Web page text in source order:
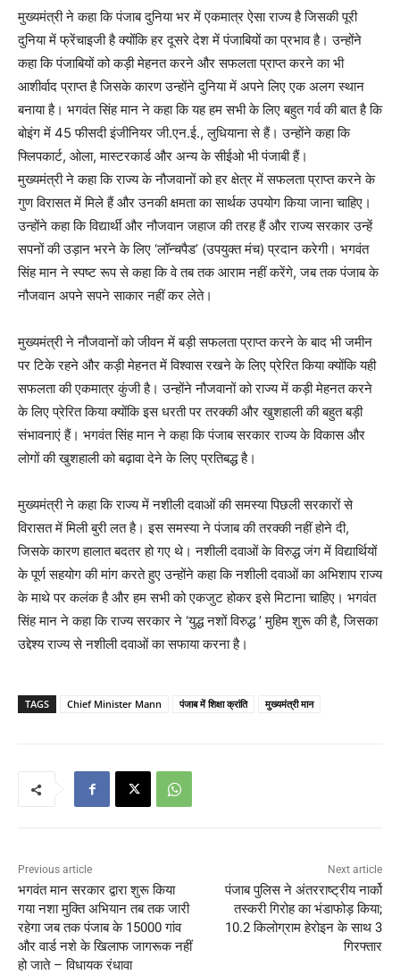
मुख्यमंत्री ने कहा कि पंजाब दुनिया भर में एकमात्र ऐसा राज्य है जिसकी पूरी
दुनिया में फ्रेंचाइजी है क्योंकि हर दूसरे देश में पंजाबियों का प्रभाव है। उन्होंने
कहा कि पंजाबियों को कड़ी मेहनत करने और सफलता प्राप्त करने का भी
आशीर्वाद प्राप्त है जिसके कारण उन्होंने दुनिया में अपने लिए एक अलग स्थान
बनाया है। भगवंत सिंह मान ने कहा कि यह हम सभी के लिए बहुत गर्व की बात है कि
बोइंग में 45 फीसदी इंजीनियर जी.एन.ई., लुधियाना से हैं। उन्होंने कहा कि
फ्लिपकार्ट, ओला, मास्टरकार्ड और अन्य के सीईओ भी पंजाबी हैं।
मुख्यमंत्री ने कहा कि राज्य के नौजवानों को हर क्षेत्र में सफलता प्राप्त करने के
गुण विरासत में मिले हैं और उनकी क्षमता का सार्थक उपयोग किया जाना चाहिए।
उन्होंने कहा कि विद्यार्थी और नौजवान जहाज की तरह हैं और राज्य सरकार उन्हें
सपनों की उड़ान भरने के लिए ‘लॉन्चपैड’ (उपयुक्त मंच) प्रदान करेगी। भगवंत
सिंह मान ने स्पष्ट रूप से कहा कि वे तब तक आराम नहीं करेंगे, जब तक पंजाब के
नौजवान अपने सपने साकार नहीं कर लेते।
मुख्यमंत्री ने नौजवानों को जीवन में बड़ी सफलता प्राप्त करने के बाद भी जमीन
पर टिके रहने और कड़ी मेहनत में विश्वास रखने के लिए प्रेरित किया क्योंकि यही
सफलता की एकमात्र कुंजी है। उन्होंने नौजवानों को राज्य में कड़ी मेहनत करने
के लिए प्रेरित किया क्योंकि इस धरती पर तरक्की और खुशहाली की बहुत बड़ी
संभावनाएं हैं। भगवंत सिंह मान ने कहा कि पंजाब सरकार राज्य के विकास और
लोगों की खुशहाली को बढ़ावा देने के लिए प्रतिबद्ध है।
मुख्यमंत्री ने कहा कि राज्य में नशीली दवाओं की समस्या पिछली सरकारों से
विरासत में मिली बुरी लत है। इस समस्या ने पंजाब की तरक्की नहीं होने दी,
जिसके कारण हालात बदतर हो गए थे। नशीली दवाओं के विरुद्ध जंग में विद्यार्थियों
के पूर्ण सहयोग की मांग करते हुए उन्होंने कहा कि नशीली दवाओं का अभिशाप राज्य
के माथे पर कलंक है और हम सभी को एकजुट होकर इसे मिटाना चाहिए। भगवंत
सिंह मान ने कहा कि राज्य सरकार ने ‘युद्ध नशों विरुद्ध ’ मुहिम शुरू की है, जिसका
उद्देश्य राज्य से नशीली दवाओं का सफाया करना है।
TAGS Chief Minister Mann पंजाब में शिक्षा क्रांति मुख्यमंत्री मान
Previous article
भगवंत मान सरकार द्वारा शुरू किया
गया नशा मुक्ति अभियान तब तक जारी
रहेगा जब तक पंजाब के 15000 गांव
और वार्ड नशे के खिलाफ जागरूक नहीं
हो जाते – विधायक रंधावा
Next article
पंजाब पुलिस ने अंतरराष्ट्रीय नार्को
तस्करी गिरोह का भंडाफोड़ किया;
10.2 किलोग्राम हेरोइन के साथ 3
गिरफ्तार